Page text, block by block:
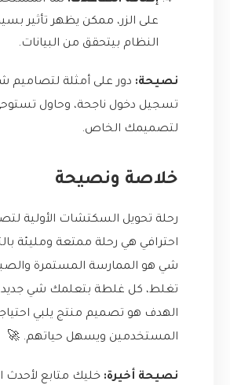
على الزر، ممكن يظهر تأثير
النظام بيتحقق من البيانات.
نصيحة: دور على أمثلة لتصاميم
تسجيل دخول ناجحة، وحاول
لتصميمك الخاص.
خلاصة ونصيحة
احترافي هي رحلة ممتعة ومليئة
شي هو الممارسة المستمرة
تغلط، كل غلطة بتعلمك شي جديد.
الهدف هو تصميم منتج يلبي
المستخدمين ويسهل حياتهم. 🚀
نصيحة أخيرة: خليك متابع لأحدث